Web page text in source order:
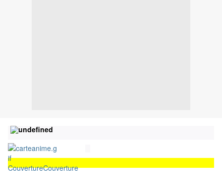
CouvertureCouverture